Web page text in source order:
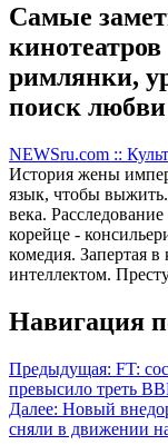
Самые
римлянки,
поиск
NEWSru.com ::
История жены
язык, чтобы
века.
корейце -
комедия. Запертая
интеллектом.
Навигация
Предыдущая: FT:
превысило треть
Далее: Новый
сняли в движении